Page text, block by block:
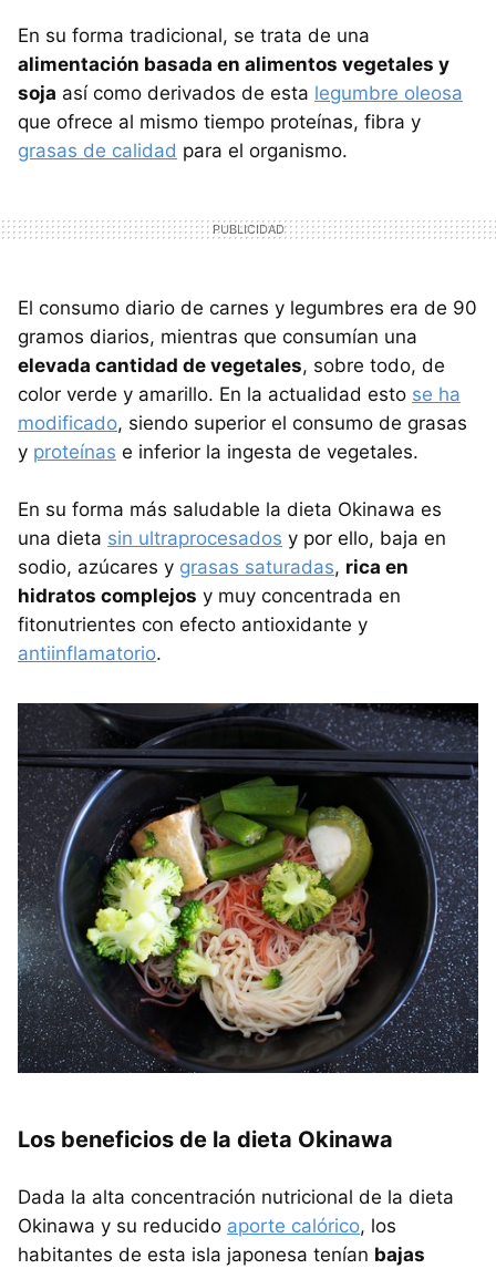
En su forma tradicional, se trata de una
alimentación basada en alimentos vegetales y
soja así como derivados de esta legumbre oleosa
que ofrece al mismo tiempo proteínas, fibra y
grasas de calidad para el organismo.
El consumo diario de carnes y legumbres era de 90
gramos diarios, mientras que consumían una
elevada cantidad de vegetales, sobre todo, de
color verde y amarillo. En la actualidad esto se ha
modificado, siendo superior el consumo de grasas
y proteínas e inferior la ingesta de vegetales.
En su forma más saludable la dieta Okinawa es
una dieta sin ultraprocesados y por ello, baja en
sodio, azúcares y grasas saturadas, rica en
hidratos complejos y muy concentrada en
fitonutrientes con efecto antioxidante y
antiinflamatorio.
Los beneficios de la dieta Okinawa
Dada la alta concentración nutricional de la dieta
Okinawa y su reducido aporte calórico, los
habitantes de esta isla japonesa tenían bajas